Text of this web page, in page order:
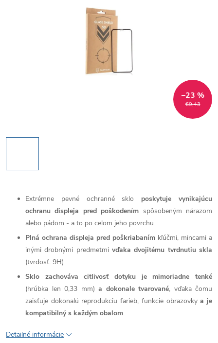
€9,43
–23 %
Extrémne pevné ochranné sklo poskytuje vynikajúcu
ochranu displeja pred poškodením spôsobeným nárazom
alebo pádom - a to po celom jeho povrchu.
Plná ochrana displeja pred poškriabaním kľúčmi, mincami a
inými drobnými predmetmivďaka dvojitému tvrdnutiu skla
(tvrdosť: 9H)
Sklo zachováva citlivosť dotyku je mimoriadne tenké
(hrúbka len 0,33 mm) a dokonale tvarované, vďaka čomu
zaisťuje dokonalú reprodukciu farieb, funkcie obrazovkya je
kompatibilný s každým obalom.
Detailné informácie